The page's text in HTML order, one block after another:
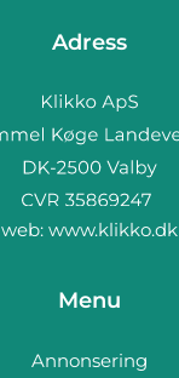
Adress
web: www.klikko.dk
Menu
Annonsering